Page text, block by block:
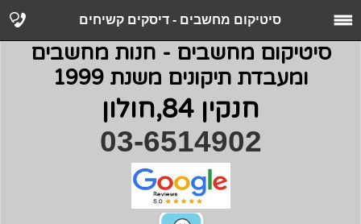
סיטיקום מחשבים - דיסקים קשיחים
סיטיקום מחשבים - חנות מחשבים
ומעבדת תיקונים משנת 1999
חנקין 84,חולון
03-6514902